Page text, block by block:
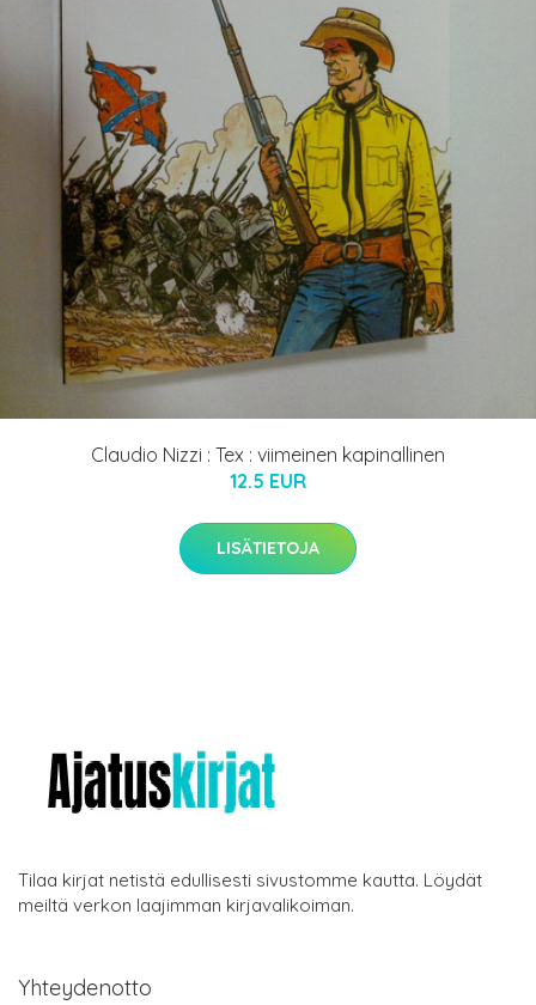
Claudio Nizzi : Tex : viimeinen kapinallinen
12.5 EUR
LISÄTIETOJA
Tilaa kirjat netistä edullisesti sivustomme kautta. Löydät
meiltä verkon laajimman kirjavalikoiman.
Yhteydenotto